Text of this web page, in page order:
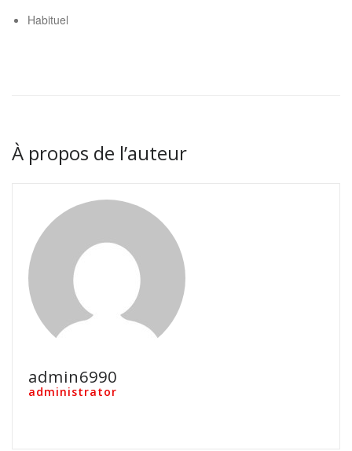
Habituel
À propos de l’auteur
admin6990
administrator